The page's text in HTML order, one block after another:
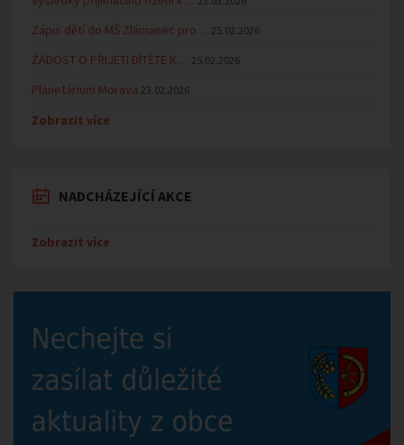
Zápis dětí do MŠ Zlámanec pro… 25.02.2026
ŽÁDOST O PŘIJETÍ DÍTĚTE K… 25.02.2026
Planetárium Morava 23.02.2026
Zobrazit více
NADCHÁZEJÍCÍ AKCE
Zobrazit více